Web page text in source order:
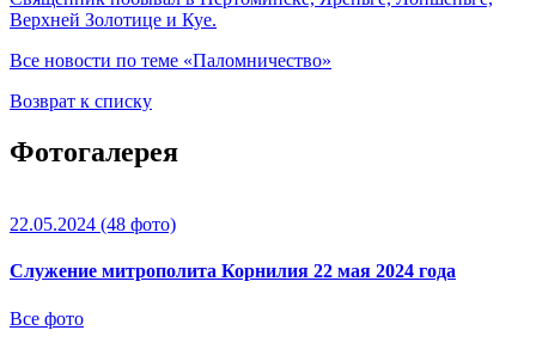
Верхней Золотице и Куе.
Все новости по теме «Паломничество»
Возврат к списку
Фотогалерея
22.05.2024 (48 фото)
Служение митрополита Корнилия 22 мая 2024 года
Все фото